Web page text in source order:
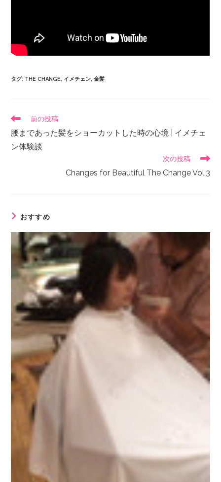
タグ: THE CHANGE イメチェン 金髪
前の投稿
腰まであった髪をショーカットした時の心境 | イメチェ
ン体験談
次の投稿
Changes for Beautiful The Change Vol.3
おすすめ